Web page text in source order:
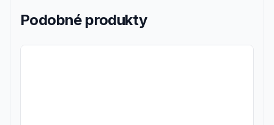
Podobné produkty